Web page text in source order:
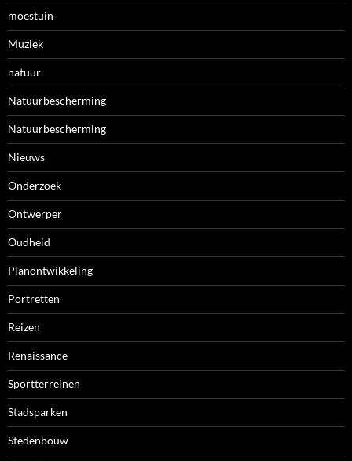
moestuin
Muziek
natuur
Natuurbescherming
Natuurbescherming
Nieuws
Onderzoek
Ontwerper
Oudheid
Planontwikkeling
Portretten
Reizen
Renaissance
Sportterreinen
Stadsparken
Stedenbouw